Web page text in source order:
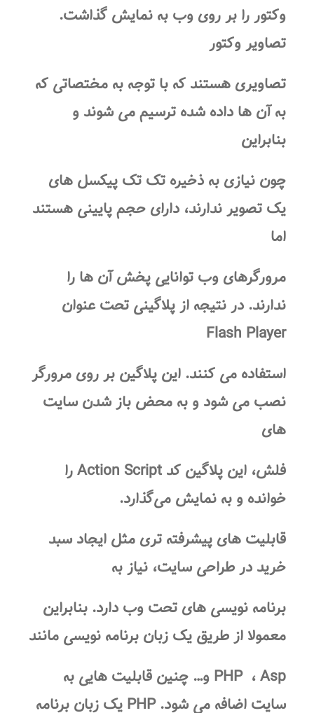
وکتور را بر روی وب به نمایش گذاشت.
تصاویر وکتور
تصاویری هستند که با توجه به مختصاتی که
به آن ها داده شده ترسیم می شوند و
بنابراین
چون نیازی به ذخیره تک تک پیکسل های
یک تصویر ندارند، دارای حجم پایینی هستند
اما
مرورگرهای وب توانایی پخش آن ها را
ندارند. در نتیجه از پلاگینی تحت عنوان
Flash Player
استفاده می کنند. این پلاگین بر روی مرورگر
نصب می شود و به محض باز شدن سایت
های
فلش، این پلاگین کد Action Script را
خوانده و به نمایش می‌گذارد.
قابلیت های پیشرفته تری مثل ایجاد سبد
خرید درطراحی سایت، نیاز به
برنامه نویسی های تحت وب دارد. بنابراین
معمولا از طریق یک زبان برنامه نویسی مانند
PHP، Asp و… چنین قابلیت هایی به
سایت اضافه می شود.PHP یک زبان برنامه